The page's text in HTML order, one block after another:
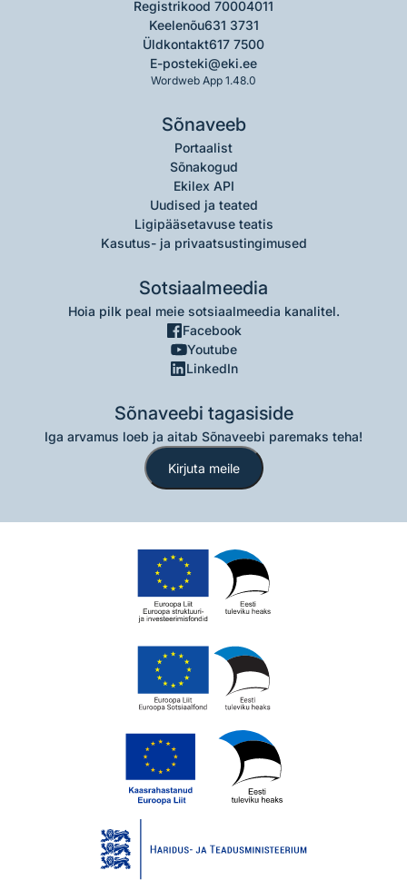
Registrikood 70004011
Keelenõu631 3731
Üldkontakt617 7500
E-posteki@eki.ee
Wordweb App 1.48.0
Sõnaveeb
Portaalist
Sõnakogud
Ekilex API
Uudised ja teated
Ligipääsetavuse teatis
Kasutus- ja privaatsustingimused
Sotsiaalmeedia
Hoia pilk peal meie sotsiaalmeedia kanalitel.
Facebook
Youtube
LinkedIn
Sõnaveebi tagasiside
Iga arvamus loeb ja aitab Sõnaveebi paremaks teha!
Kirjuta meile